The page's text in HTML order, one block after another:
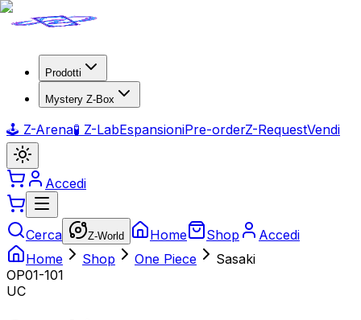
Prodotti
Mystery Z-Box
🕹️ Z-Arena🧪 Z-LabEspansioniPre-orderZ-RequestVendi
Accedi
Cerca Z-World Home Shop
Accedi
Home
Shop One Piece
Sasaki
OP01-101
UC